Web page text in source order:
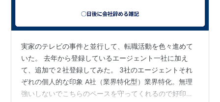
実家のテレビの事件と並行して、転職活動を色々進めて
いた。 去年から登録しているエージェント一社に加え
て、追加で２社登録してみた。 3社のエージェントそれ
ぞれの個人的な印象 A社（業界特化型）業界特化。無理
強いしないでこちらのペースを守ってくれるので好印